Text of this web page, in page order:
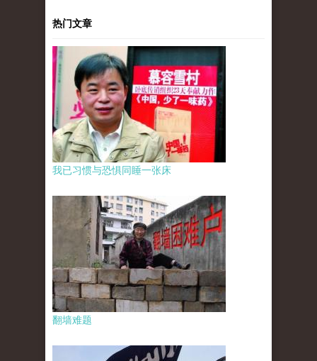
热门文章
我已习惯与恐惧同睡一张床
翻墙难题